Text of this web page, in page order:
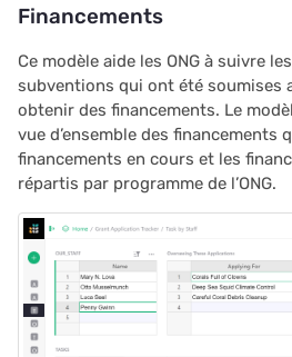
Financements
Ce modèle aide les ONG à suivre
subventions qui ont été soumises
obtenir des financements. Le
vue d’ensemble des financements
financements en cours et les
répartis par programme de l’ONG.